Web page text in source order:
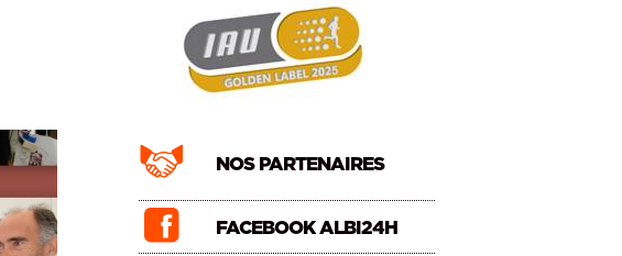
NOS PARTENAIRES
FACEBOOK ALBI24H